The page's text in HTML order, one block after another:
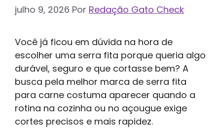
julho 9, 2026 Por Redação Gato Check
Você já ficou em dúvida na hora de
escolher uma serra fita porque queria algo
durável, seguro e que cortasse bem? A
busca pela melhor marca de serra fita
para carne costuma aparecer quando a
rotina na cozinha ou no açougue exige
cortes precisos e mais rapidez.